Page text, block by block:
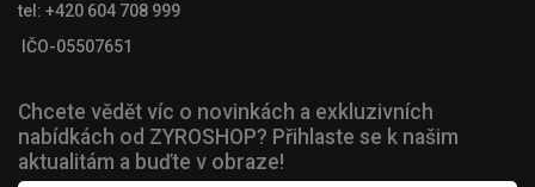
tel: +420 604 708 999
IČO-05507651
Chcete vědět víc o novinkách a exkluzivních
nabídkách od ZYROSHOP? Přihlaste se k našim
aktualitám a buďte v obraze!